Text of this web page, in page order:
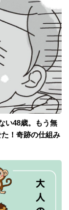
い48歳。もう無
！奇跡の仕組み